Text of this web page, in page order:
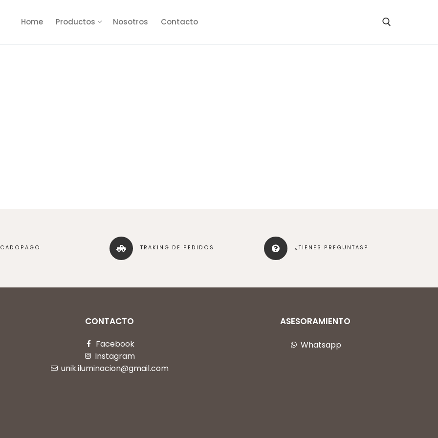
Home Productos Nosotros Contacto
TRAKING DE PEDIDOS ¿TIENES PREGUNTAS?
CONTACTO
Facebook
Instagram
unik.iluminacion@gmail.com
ASESORAMIENTO
Whatsapp